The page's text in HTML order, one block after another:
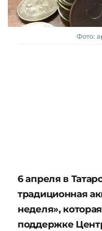
Фото:
6 апреля в
традиционная
неделя»,
поддержке